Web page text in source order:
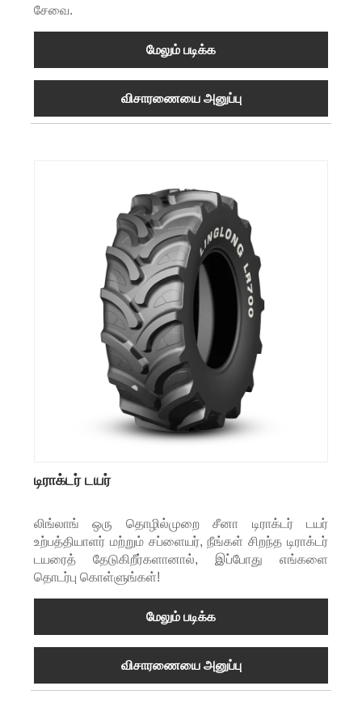
சேவை.
மேலும் படிக்க
விசாரணையை அனுப்பு
டிராக்டர் டயர்
லிங்லாங் ஒரு தொழில்முறை சீனா டிராக்டர் டயர்
உற்பத்தியாளர் மற்றும் சப்ளையர், நீங்கள் சிறந்த டிராக்டர்
டயரைத் தேடுகிறீர்களானால், இப்போது எங்களை
தொடர்பு கொள்ளுங்கள்!
மேலும் படிக்க
விசாரணையை அனுப்பு